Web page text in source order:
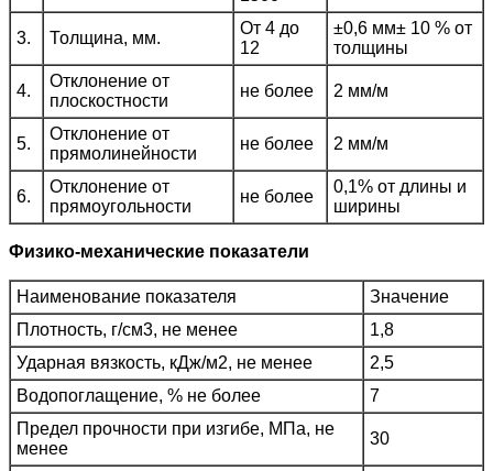
3. Толщина, мм.
От 4 до
12
±0,6 мм± 10 % от
толщины
4.
Отклонение от
плоскостности
не более 2 мм/м
5.
Отклонение от
прямолинейности
не более 2 мм/м
6.
Отклонение от
прямоугольности
не более
0,1% от длины и
ширины
Физико-механические показатели
Наименование показателя
Значение
Плотность, г/см3, не менее
1,8
Ударная вязкость, кДж/м2, не менее
2,5
Водопоглащение, % не более
7
Предел прочности при изгибе, МПа, не
менее
30